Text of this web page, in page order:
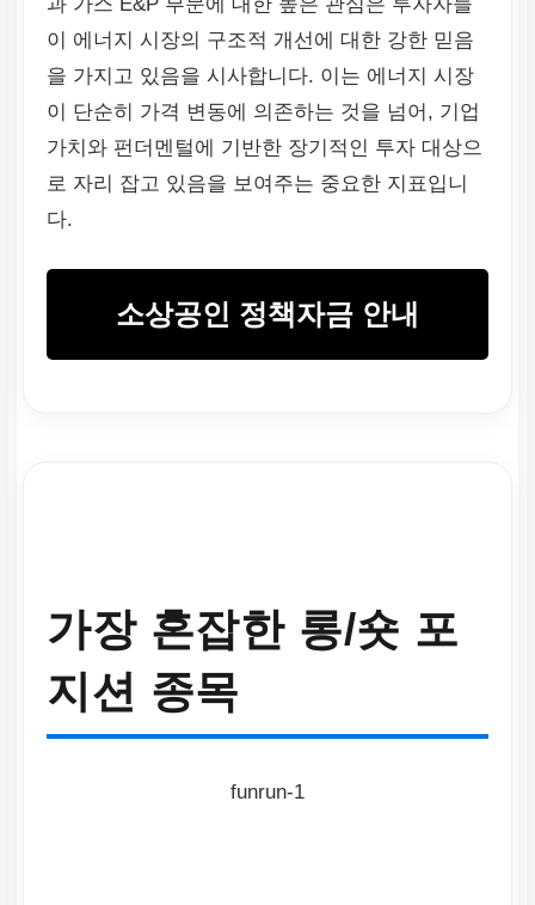
이 에너지 시장의 구조적 개선에 대한 강한 믿음
을 가지고 있음을 시사합니다. 이는 에너지 시장
이 단순히 가격 변동에 의존하는 것을 넘어, 기업
가치와 펀더멘털에 기반한 장기적인 투자 대상으
로 자리 잡고 있음을 보여주는 중요한 지표입니
다.
소상공인 정책자금 안내
가장 혼잡한 롱/숏 포
지션 종목
funrun-1